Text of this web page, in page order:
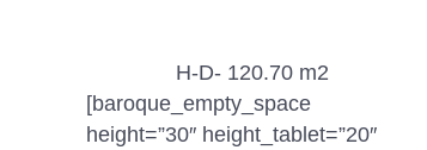
H-D- 120.70 m2
[baroque_empty_space
height=”30″ height_tablet=”20″